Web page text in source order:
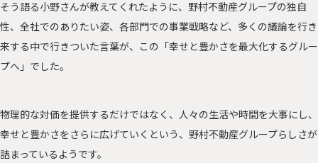
そう語る小野さんが教えてくれたように、野村不動産グループの独自
性、全社でのありたい姿、各部門での事業戦略など、多くの議論を行き
来する中で行きついた言葉が、この「幸せと豊かさを最大化するグルー
プへ」でした。
物理的な対価を提供するだけではなく、人々の生活や時間を大事にし、
幸せと豊かさをさらに広げていくという、野村不動産グループらしさが
詰まっているようです。